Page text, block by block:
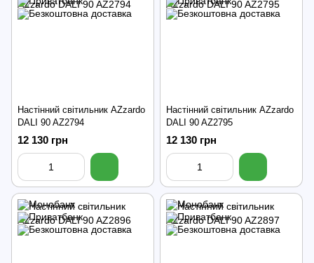
Настінний світильник AZzardo
DALI 90 AZ2794
12 130 грн
Настінний світильник AZzardo
DALI 90 AZ2795
12 130 грн